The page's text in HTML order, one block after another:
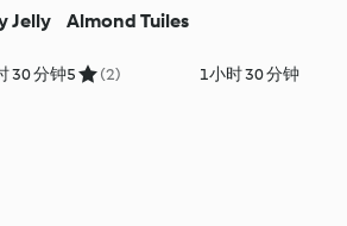
Jelly
30 分钟
Almond Tuiles
5 (2) 1小时 30 分钟